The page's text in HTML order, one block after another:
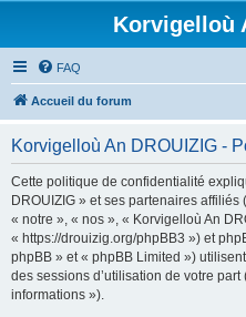
Korvigelloù
FAQ
Accueil du forum
Korvigelloù An DROUIZIG -
Cette politique de confidentialité
DROUIZIG » et ses partenaires
« notre », « nos », « Korvigelloù An
« https://drouizig.org/phpBB3 ») et
phpBB » et « phpBB Limited »)
des sessions d’utilisation de votre
informations »).